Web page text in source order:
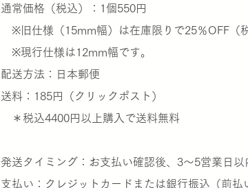
通常価格（税込）：1個550円
※旧仕様（15mm幅）は在庫限りで25％OFF（
※現行仕様は12mm幅です。
​配送方法：日本郵便
送料：185円（クリックポスト）
＊税込4400円以上購入で送料無料
発送タイミング：お支払い確認後、3〜5営業日以
支払い：クレジットカードまたは銀行振込（前払